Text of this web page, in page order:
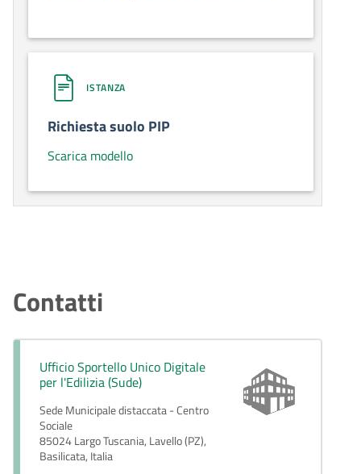
ISTANZA
Richiesta suolo PIP
Scarica modello
Contatti
Ufficio Sportello Unico Digitale
per l'Edilizia (Sude)
Sede Municipale distaccata - Centro
Sociale
85024 Largo Tuscania, Lavello (PZ),
Basilicata, Italia